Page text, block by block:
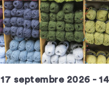
17 septembre 2026 -